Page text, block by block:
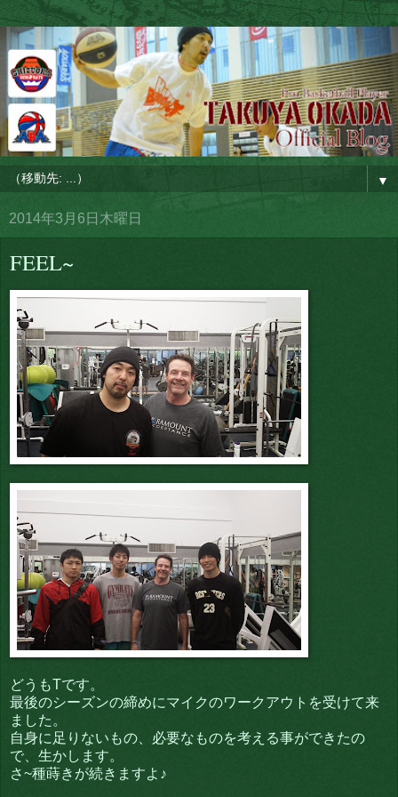
▼
2014年3月6日木曜日
FEEL~
どうもTです。
最後のシーズンの締めにマイクのワークアウトを受けて来
ました。
自身に足りないもの、必要なものを考える事ができたの
で、生かします。
さ~種蒔きが続きますよ♪